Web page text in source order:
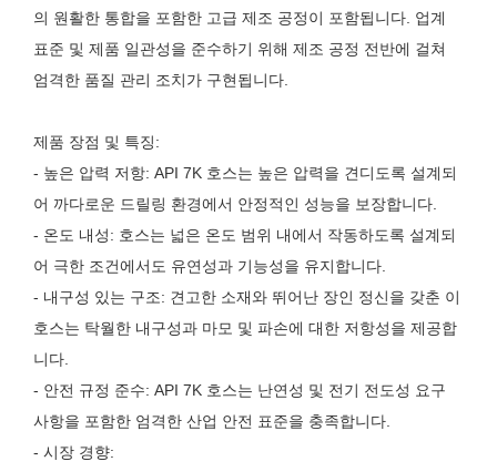
의 원활한 통합을 포함한 고급 제조 공정이 포함됩니다. 업계
표준 및 제품 일관성을 준수하기 위해 제조 공정 전반에 걸쳐
엄격한 품질 관리 조치가 구현됩니다.
제품 장점 및 특징:
- 높은 압력 저항: API 7K 호스는 높은 압력을 견디도록 설계되
어 까다로운 드릴링 환경에서 안정적인 성능을 보장합니다.
- 온도 내성: 호스는 넓은 온도 범위 내에서 작동하도록 설계되
어 극한 조건에서도 유연성과 기능성을 유지합니다.
- 내구성 있는 구조: 견고한 소재와 뛰어난 장인 정신을 갖춘 이
호스는 탁월한 내구성과 마모 및 파손에 대한 저항성을 제공합
니다.
- 안전 규정 준수: API 7K 호스는 난연성 및 전기 전도성 요구
사항을 포함한 엄격한 산업 안전 표준을 충족합니다.
- 시장 경향: